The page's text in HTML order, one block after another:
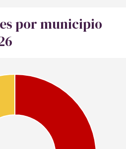
por municipio